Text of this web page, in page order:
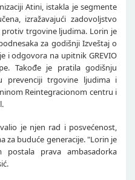
Atini, istakla je segmente
izražavajući zadovoljstvo
trgovine ljudima. Lorin je
za godišnji Izveštaj o
i odgovora na upitnik GREVIO
Takođe je pratila godišnju
prevenciji trgovine ljudima i
Reintegracionom centru i
je njen rad i posvećenost,
za buduće generacije. "Lorin je
prava ambasadorka